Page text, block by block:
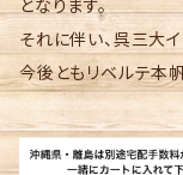
となります。
それに伴い、呉三大
今後ともリベルテ本